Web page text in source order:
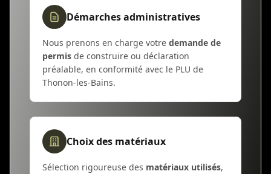
Démarches administratives
Nous prenons en charge votre demande de
permis de construire ou déclaration
préalable, en conformité avec le PLU de
Thonon-les-Bains.
Choix des matériaux
Sélection rigoureuse des matériaux utilisés,